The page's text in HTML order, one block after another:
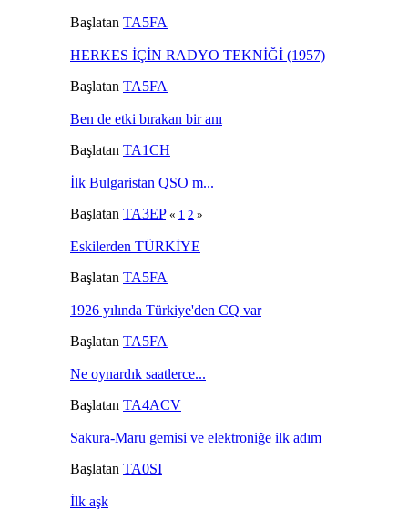
Başlatan TA5FA
HERKES İÇİN RADYO TEKNİĞİ (1957)
Başlatan TA5FA
Ben de etki bırakan bir anı
Başlatan TA1CH
İlk Bulgaristan QSO m...
Başlatan TA3EP « 1 2 »
Eskilerden TÜRKİYE
Başlatan TA5FA
1926 yılında Türkiye'den CQ var
Başlatan TA5FA
Ne oynardık saatlerce...
Başlatan TA4ACV
Sakura-Maru gemisi ve elektroniğe ilk adım
Başlatan TA0SI
İlk aşk